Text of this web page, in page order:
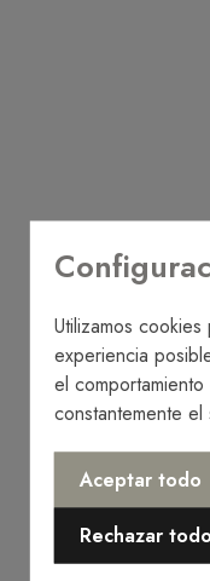
Utilizamos
experiencia
el
constantemente
Aceptar todo
Rechazar todo